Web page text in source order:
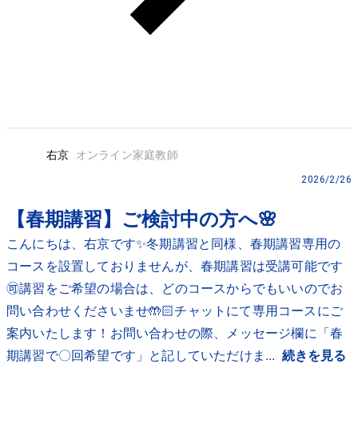
右京 オンライン家庭教師
2026/2/26
【春期講習】ご検討中の方へ🌸
こんにちは、右京です✨冬期講習と同様、春期講習専用の
コースを設置しておりませんが、春期講習は受講可能です
🉑講習をご希望の場合は、どのコースからでもいいのでお
問い合わせくださいませ🤲🏻チャットにて専用コースにご
案内いたします！お問い合わせの際、メッセージ欄に「春
期講習で〇回希望です」と記していただけま... 続きを見る